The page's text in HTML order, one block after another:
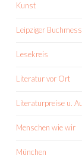
Kunst
Leipziger
Lesekreis
Literatur vor Ort
Literaturpreise u.
Menschen wie wir
München